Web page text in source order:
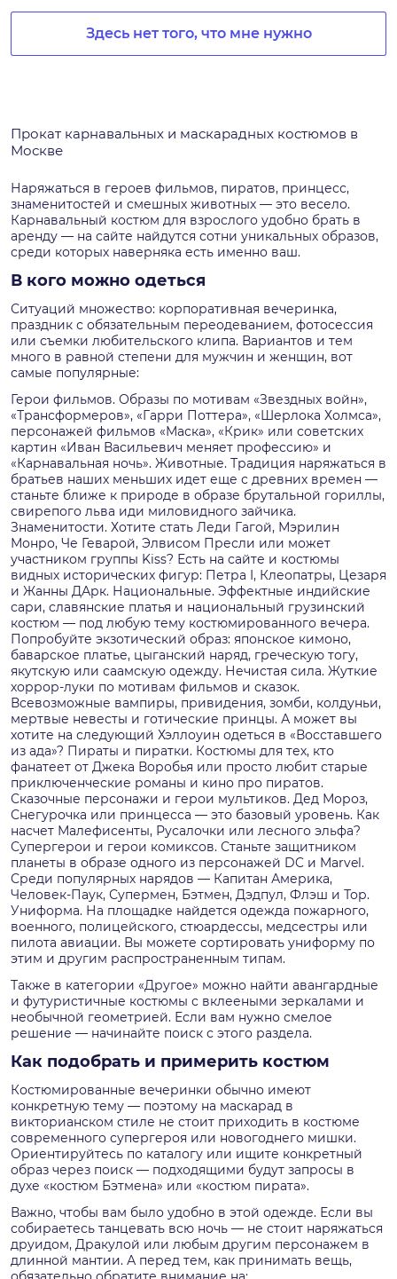
Здесь нет того, что мне нужно
Прокат карнавальных и маскарадных костюмов в
Москве
Наряжаться в героев фильмов, пиратов, принцесс,
знаменитостей и смешных животных — это весело.
Карнавальный костюм для взрослого удобно брать в
аренду — на сайте найдутся сотни уникальных образов,
среди которых наверняка есть именно ваш.
В кого можно одеться
Ситуаций множество: корпоративная вечеринка,
праздник с обязательным переодеванием, фотосессия
или съемки любительского клипа. Вариантов и тем
много в равной степени для мужчин и женщин, вот
самые популярные:
Герои фильмов. Образы по мотивам «Звездных войн»,
«Трансформеров», «Гарри Поттера», «Шерлока Холмса»,
персонажей фильмов «Маска», «Крик» или советских
картин «Иван Васильевич меняет профессию» и
«Карнавальная ночь». Животные. Традиция наряжаться в
братьев наших меньших идет еще с древних времен —
станьте ближе к природе в образе брутальной гориллы,
свирепого льва иди миловидного зайчика.
Знаменитости. Хотите стать Леди Гагой, Мэрилин
Монро, Че Геварой, Элвисом Пресли или может
участником группы Kiss? Есть на сайте и костюмы
видных исторических фигур: Петра I, Клеопатры, Цезаря
и Жанны ДАрк. Национальные. Эффектные индийские
сари, славянские платья и национальный грузинский
костюм — под любую тему костюмированного вечера.
Попробуйте экзотический образ: японское кимоно,
баварское платье, цыганский наряд, греческую тогу,
якутскую или саамскую одежду. Нечистая сила. Жуткие
хоррор-луки по мотивам фильмов и сказок.
Всевозможные вампиры, привидения, зомби, колдуньи,
мертвые невесты и готические принцы. А может вы
хотите на следующий Хэллоуин одеться в «Восставшего
из ада»? Пираты и пиратки. Костюмы для тех, кто
фанатеет от Джека Воробья или просто любит старые
приключенческие романы и кино про пиратов.
Сказочные персонажи и герои мультиков. Дед Мороз,
Снегурочка или принцесса — это базовый уровень. Как
насчет Малефисенты, Русалочки или лесного эльфа?
Супергерои и герои комиксов. Станьте защитником
планеты в образе одного из персонажей DC и Marvel.
Среди популярных нарядов — Капитан Америка,
Человек-Паук, Супермен, Бэтмен, Дэдпул, Флэш и Тор.
Униформа. На площадке найдется одежда пожарного,
военного, полицейского, стюардессы, медсестры или
пилота авиации. Вы можете сортировать униформу по
этим и другим распространенным типам.
Также в категории «Другое» можно найти авангардные
и футуристичные костюмы с вклееными зеркалами и
необычной геометрией. Если вам нужно смелое
решение — начинайте поиск с этого раздела.
Как подобрать и примерить костюм
Костюмированные вечеринки обычно имеют
конкретную тему — поэтому на маскарад в
викторианском стиле не стоит приходить в костюме
современного супергероя или новогоднего мишки.
Ориентируйтесь по каталогу или ищите конкретный
образ через поиск — подходящими будут запросы в
духе «костюм Бэтмена» или «костюм пирата».
Важно, чтобы вам было удобно в этой одежде. Если вы
собираетесь танцевать всю ночь — не стоит наряжаться
друидом, Дракулой или любым другим персонажем в
длинной мантии. А перед тем, как принимать вещь,